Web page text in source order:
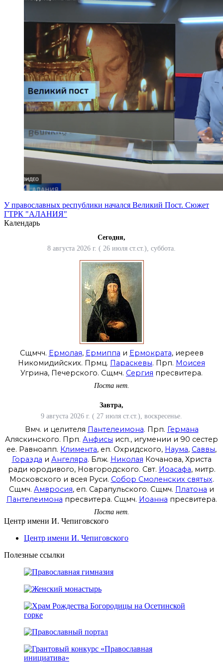
У православных республики начался Великий Пост. Сюжет
ГТРК "АЛАНИЯ"
Календарь
Сегодня,
8 августа 2026 г. ( 26 июля ст.ст.), суббота.
Сщмчч. Ермолая, Ермиппа и Ермократа, иереев
Никомидийских. Прмц. Параскевы. Прп. Моисея
Угрина, Печерского. Сщмч. Сергия пресвитера.
Поста нет.
Завтра,
9 августа 2026 г. ( 27 июля ст.ст.), воскресенье.
Вмч. и целителя Пантелеимона. Прп. Германа
Аляскинского. Прп. Анфисы исп., игумении и 90 сестер
ее. Равноапп. Климента, еп. Охридского, Наума, Саввы,
Горазда и Ангеляра. Блж. Николая Кочанова, Христа
ради юродивого, Новгородского. Свт. Иоасафа, митр.
Московского и всея Руси. Собор Смоленских святых.
Сщмч. Амвросия, еп. Сарапульского. Сщмч. Платона и
Пантелеимона пресвитера. Сщмч. Иоанна пресвитера.
Поста нет.
Центр имени И. Чепиговского
Центр имени И. Чепиговского
Полезные ссылки